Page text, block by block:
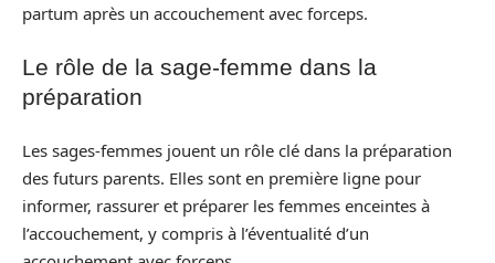
partum après un accouchement avec forceps.
Le rôle de la sage-femme dans la
préparation
Les sages-femmes jouent un rôle clé dans la préparation
des futurs parents. Elles sont en première ligne pour
informer, rassurer et préparer les femmes enceintes à
l’accouchement, y compris à l’éventualité d’un